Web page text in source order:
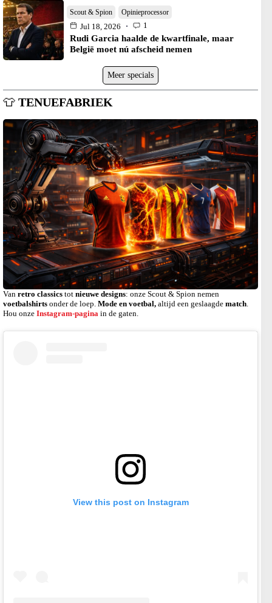
Scout & Spion Opinieprocessor
Jul 18, 2026 1
Rudi Garcia haalde de kwartfinale, maar
België moet nú afscheid nemen
Meer specials
👕 TENUEFABRIEK
Van retro classics tot nieuwe designs: onze Scout & Spion nemen
voetbalshirts onder de loep. Mode en voetbal, altijd een geslaagde match.
Hou onze Instagram-pagina in de gaten.
View this post on Instagram